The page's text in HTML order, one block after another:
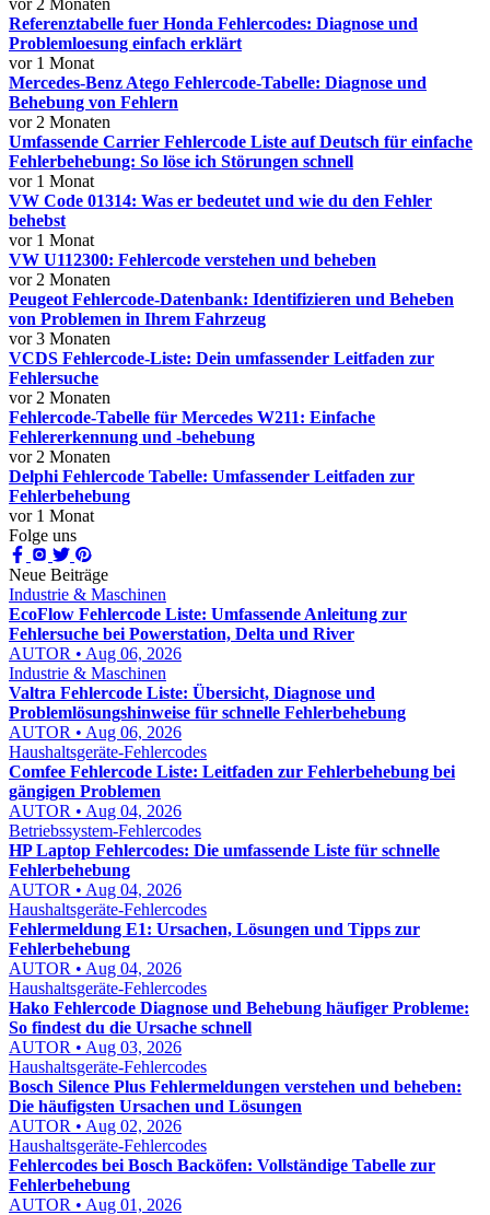
vor 2 Monaten
Referenztabelle fuer Honda Fehlercodes: Diagnose und
Problemloesung einfach erklärt
vor 1 Monat
Mercedes-Benz Atego Fehlercode-Tabelle: Diagnose und
Behebung von Fehlern
vor 2 Monaten
Umfassende Carrier Fehlercode Liste auf Deutsch für einfache
Fehlerbehebung: So löse ich Störungen schnell
vor 1 Monat
VW Code 01314: Was er bedeutet und wie du den Fehler
behebst
vor 1 Monat
VW U112300: Fehlercode verstehen und beheben
vor 2 Monaten
Peugeot Fehlercode-Datenbank: Identifizieren und Beheben
von Problemen in Ihrem Fahrzeug
vor 3 Monaten
VCDS Fehlercode-Liste: Dein umfassender Leitfaden zur
Fehlersuche
vor 2 Monaten
Fehlercode-Tabelle für Mercedes W211: Einfache
Fehlererkennung und -behebung
vor 2 Monaten
Delphi Fehlercode Tabelle: Umfassender Leitfaden zur
Fehlerbehebung
vor 1 Monat
Folge uns
Neue Beiträge
Industrie & Maschinen
EcoFlow Fehlercode Liste: Umfassende Anleitung zur
Fehlersuche bei Powerstation, Delta und River
AUTOR • Aug 06, 2026
Industrie & Maschinen
Valtra Fehlercode Liste: Übersicht, Diagnose und
Problemlösungshinweise für schnelle Fehlerbehebung
AUTOR • Aug 06, 2026
Haushaltsgeräte-Fehlercodes
Comfee Fehlercode Liste: Leitfaden zur Fehlerbehebung bei
gängigen Problemen
AUTOR • Aug 04, 2026
Betriebssystem-Fehlercodes
HP Laptop Fehlercodes: Die umfassende Liste für schnelle
Fehlerbehebung
AUTOR • Aug 04, 2026
Haushaltsgeräte-Fehlercodes
Fehlermeldung E1: Ursachen, Lösungen und Tipps zur
Fehlerbehebung
AUTOR • Aug 04, 2026
Haushaltsgeräte-Fehlercodes
Hako Fehlercode Diagnose und Behebung häufiger Probleme:
So findest du die Ursache schnell
AUTOR • Aug 03, 2026
Haushaltsgeräte-Fehlercodes
Bosch Silence Plus Fehlermeldungen verstehen und beheben:
Die häufigsten Ursachen und Lösungen
AUTOR • Aug 02, 2026
Haushaltsgeräte-Fehlercodes
Fehlercodes bei Bosch Backöfen: Vollständige Tabelle zur
Fehlerbehebung
AUTOR • Aug 01, 2026